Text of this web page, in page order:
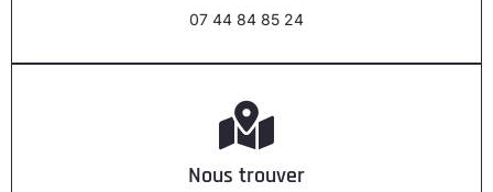
07 44 84 85 24
Nous trouver